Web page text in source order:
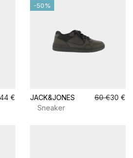
44 €
JACK&JONES 60 €30 €
Sneaker
-50%